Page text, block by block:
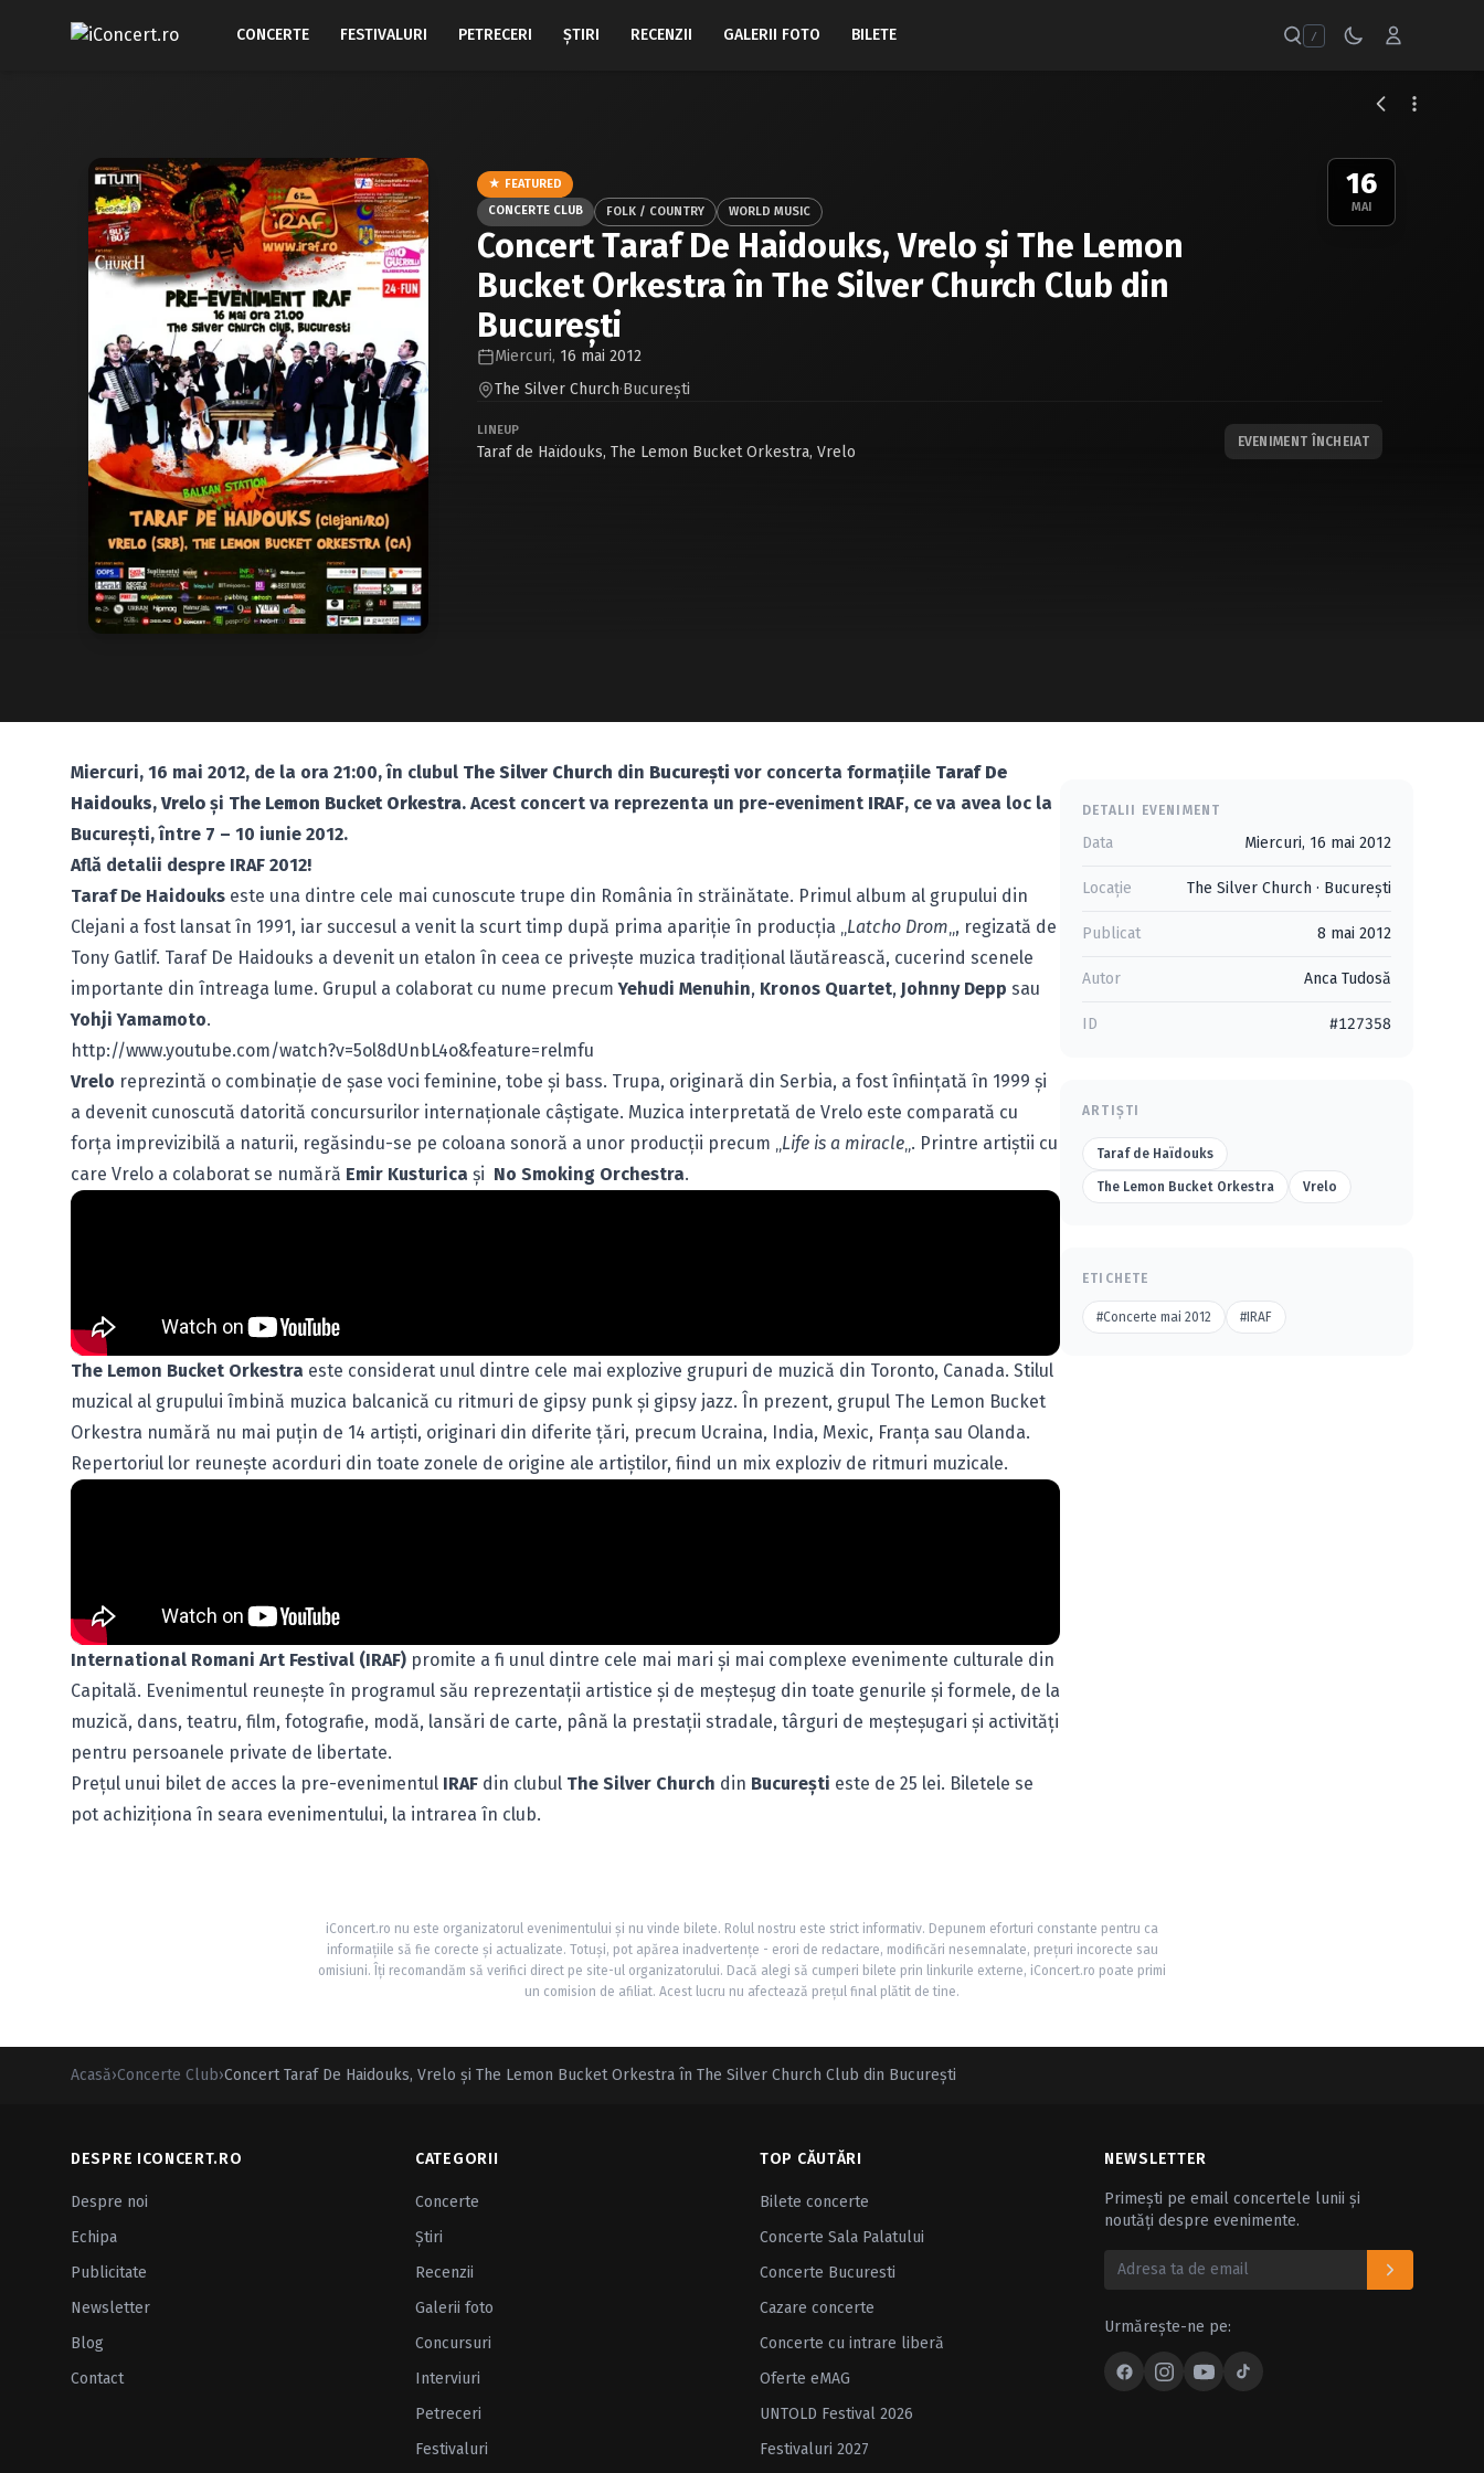
CONCERTE FESTIVALURI PETRECERI ŞTIRI RECENZII GALERII FOTO BILETE /
16
MAI
★ FEATURED
CONCERTE CLUB
FOLK / COUNTRY WORLD MUSIC
Concert Taraf De Haidouks, Vrelo şi The Lemon
Bucket Orkestra în The Silver Church Club din
Bucureşti
Miercuri, 16 mai 2012
The Silver Church·Bucureşti
LINEUP
Taraf de Haïdouks, The Lemon Bucket Orkestra, Vrelo
EVENIMENT ÎNCHEIAT
Miercuri, 16 mai 2012, de la ora 21:00, în clubul The Silver Church din Bucureşti vor concerta formaţiile Taraf De
Haidouks,Vrelo şi The Lemon Bucket Orkestra. Acest concert va reprezenta un pre-eveniment IRAF, ce va avea loc la
Bucureşti, între 7 – 10 iunie 2012.
Află detalii despre IRAF 2012!
Taraf De Haidouks este una dintre cele mai cunoscute trupe din România în străinătate. Primul album al grupului din
Clejani a fost lansat în 1991, iar succesul a venit la scurt timp după prima apariţie în producţia „Latcho Drom„, regizată de
Tony Gatlif. Taraf De Haidouks a devenit un etalon în ceea ce priveşte muzica tradiţional lăutărească, cucerind scenele
importante din întreaga lume. Grupul a colaborat cu nume precumYehudi Menuhin, Kronos Quartet, Johnny Depp sau
Yohji Yamamoto.
http://www.youtube.com/watch?v=5ol8dUnbL4o&feature=relmfu
Vrelo reprezintă o combinaţie de şase voci feminine, tobe şi bass. Trupa, originară din Serbia, a fost înfiinţată în 1999 şi
a devenit cunoscută datorită concursurilor internaţionale câştigate. Muzica interpretată de Vrelo este comparată cu
forţa imprevizibilă a naturii, regăsindu-se pe coloana sonoră a unor producţii precum „Life is a miracle„. Printre artiştii cu
care Vrelo a colaborat se numără Emir Kusturica şi No Smoking Orchestra.
The Lemon Bucket Orkestra este considerat unul dintre cele mai explozive grupuri de muzică din Toronto, Canada. Stilul
muzical al grupului îmbină muzica balcanică cu ritmuri de gipsy punk şi gipsy jazz. În prezent, grupul The Lemon Bucket
Orkestra numără nu mai puţin de 14 artişti, originari din diferite ţări, precum Ucraina, India, Mexic, Franţa sau Olanda.
Repertoriul lor reuneşte acorduri din toate zonele de origine ale artiştilor, fiind un mix exploziv de ritmuri muzicale.
International Romani Art Festival (IRAF) promite a fi unul dintre cele mai mari şi mai complexe evenimente culturale din
Capitală. Evenimentul reuneşte în programul său reprezentaţii artistice şi de meşteşug din toate genurile şi formele, de la
muzică, dans, teatru, film, fotografie, modă, lansări de carte, până la prestaţii stradale, târguri de meşteşugari şi activităţi
pentru persoanele private de libertate.
Preţul unui bilet de acces la pre-evenimentul IRAF din clubul The Silver Church din Bucureşti este de 25 lei. Biletele se
pot achiziţiona în seara evenimentului, la intrarea în club.
DETALII EVENIMENT
Data Miercuri, 16 mai 2012
Locație The Silver Church · Bucureşti
Publicat 8 mai 2012
Autor Anca Tudosă
ID #127358
ARTIȘTI
Taraf de Haïdouks
The Lemon Bucket Orkestra Vrelo
ETICHETE
#Concerte mai 2012 #IRAF
iConcert.ro nu este organizatorul evenimentului și nu vinde bilete. Rolul nostru este strict informativ. Depunem eforturi constante pentru ca
informațiile să fie corecte și actualizate. Totuși, pot apărea inadvertențe - erori de redactare, modificări nesemnalate, prețuri incorecte sau
omisiuni. Îți recomandăm să verifici direct pe site-ul organizatorului. Dacă alegi să cumperi bilete prin linkurile externe, iConcert.ro poate primi
un comision de afiliat. Acest lucru nu afectează prețul final plătit de tine.
Acasă›Concerte Club›Concert Taraf De Haidouks, Vrelo şi The Lemon Bucket Orkestra în The Silver Church Club din Bucureşti
DESPRE ICONCERT.RO
Despre noi
Echipa
Publicitate
Newsletter
Blog
Contact
CATEGORII
Concerte
Ştiri
Recenzii
Galerii foto
Concursuri
Interviuri
Petreceri
Festivaluri
TOP CĂUTĂRI
Bilete concerte
Concerte Sala Palatului
Concerte Bucuresti
Cazare concerte
Concerte cu intrare liberă
Oferte eMAG
UNTOLD Festival 2026
Festivaluri 2027
NEWSLETTER
Primești pe email concertele lunii și
noutăți despre evenimente.
Urmărește-ne pe: